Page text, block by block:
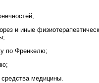
и иные
по Френкелю;
медицины.